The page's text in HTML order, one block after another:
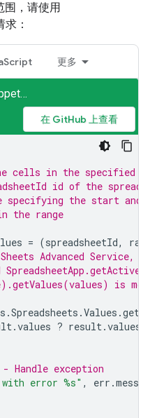
围，请使用
求：
更多
sheets/api/spreadsheet_snippets.gs
在 GitHub 上查看
cells in the specified
id of the
specifying the start and
the range
= (spreadsheetId,
Advanced Service,
is
.Spreadsheets .Values .get
.values ? result.values
Handle exception
error %s" , err .